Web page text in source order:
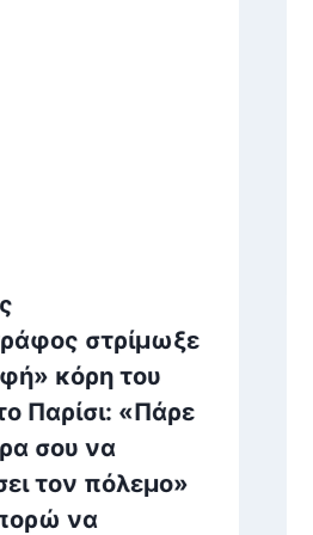
στρίμωξε
κόρη του
Παρίσι: «Πάρε
σου να
τον πόλεμο»
να